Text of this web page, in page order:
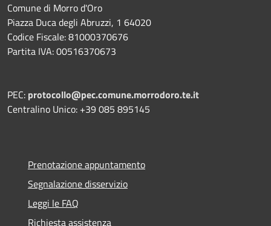
Comune di Morro d'Oro
Piazza Duca degli Abruzzi, 1 64020
Codice Fiscale: 81000370676
Partita IVA: 00516370673
PEC: protocollo@pec.comune.morrodoro.te.it
Centralino Unico: +39 085 895145
Prenotazione appuntamento
Segnalazione disservizio
Leggi le FAQ
Richiesta assistenza